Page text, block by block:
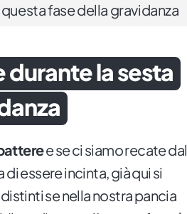
fase della gravidanza
la sesta
e se ci siamo recate dal
essere incinta, già qui si
se nella nostra pancia